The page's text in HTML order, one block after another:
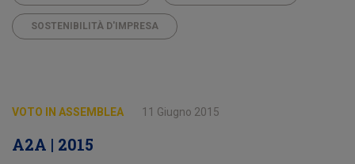
SOSTENIBILITÀ D'IMPRESA
VOTO IN ASSEMBLEA 11 Giugno 2015
A2A | 2015